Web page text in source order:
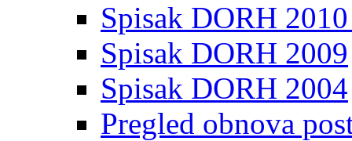
Spisak DORH
Spisak DORH 2009
Spisak DORH 2004
Pregled obnova